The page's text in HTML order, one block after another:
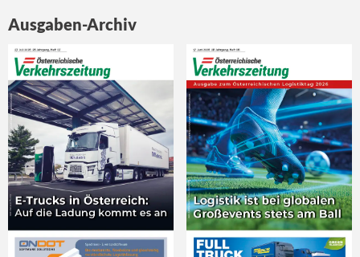
Ausgaben-Archiv